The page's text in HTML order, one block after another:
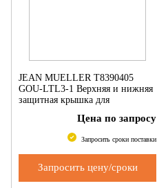
JEAN MUELLER Т8390405
GOU-LTL3-1 Верхняя и нижняя
защитная крышка для
Цена по запросу
Запросить сроки поставки
Запросить цену/сроки